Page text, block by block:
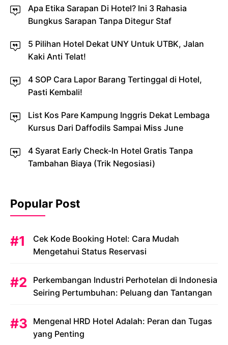
Apa Etika Sarapan Di Hotel? Ini 3 Rahasia
Bungkus Sarapan Tanpa Ditegur Staf
5 Pilihan Hotel Dekat UNY Untuk UTBK, Jalan
Kaki Anti Telat!
4 SOP Cara Lapor Barang Tertinggal di Hotel,
Pasti Kembali!
List Kos Pare Kampung Inggris Dekat Lembaga
Kursus Dari Daffodils Sampai Miss June
4 Syarat Early Check-In Hotel Gratis Tanpa
Tambahan Biaya (Trik Negosiasi)
Popular Post
Cek Kode Booking Hotel: Cara Mudah
Mengetahui Status Reservasi
Perkembangan Industri Perhotelan di Indonesia
Seiring Pertumbuhan: Peluang dan Tantangan
Mengenal HRD Hotel Adalah: Peran dan Tugas
yang Penting